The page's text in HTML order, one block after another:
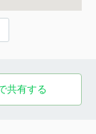
共有する